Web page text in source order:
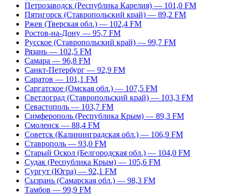
Петрозаводск (Республика Карелия) — 101,0 FM
Пятигорск (Ставропольский край) — 89,2 FM
Ржев (Тверская обл.) — 102,4 FM
Ростов-на-Дону — 95,7 FM
Русское (Ставропольский край) — 99,7 FM
Рязань — 102,5 FM
Самара — 96,8 FM
Санкт-Петербург — 92,9 FM
Саратов — 101,1 FM
Саргатское (Омская обл.) — 107,5 FM
Светлоград (Ставропольский край) — 103,3 FM
Севастополь — 103,7 FM
Симферополь (Республика Крым) — 89,3 FM
Смоленск — 88,4 FM
Советск (Калининградская обл.) — 106,9 FM
Ставрополь — 93,0 FM
Старый Оскол (Белгородская обл.) — 104,0 FM
Судак (Республика Крым) — 105,6 FM
Сургут (Югра) — 92,1 FM
Сызрань (Самарская обл.) — 98,3 FM
Тамбов — 99,9 FM